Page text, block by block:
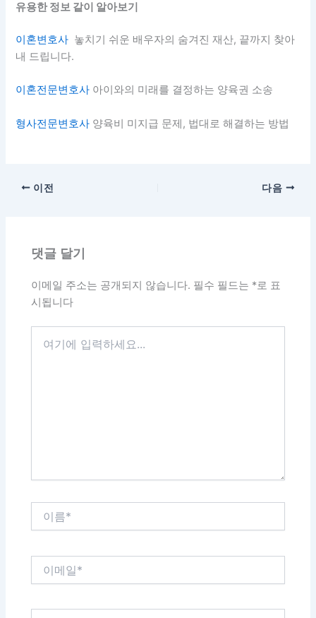
유용한 정보 같이 알아보기
이혼변호사 놓치기 쉬운 배우자의 숨겨진 재산, 끝까지 찾아
내 드립니다.
이혼전문변호사 아이와의 미래를 결정하는 양육권 소송
형사전문변호사 양육비 미지급 문제, 법대로 해결하는 방법
이전 다음
댓글 달기
이메일 주소는 공개되지 않습니다. 필수 필드는 *로 표
시됩니다